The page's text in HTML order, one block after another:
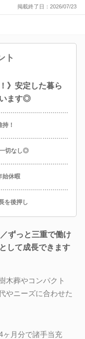
掲載終了日：2026/07/23
ト
》安定した暮ら
います◎
！
切なし◎
始休暇
を後押し
ずっと三重で働け
して成長できます
木葬やコンパクト
やニーズに合わせた
ヶ月分で諸手当充